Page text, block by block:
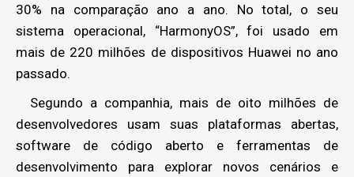
30% na comparação ano a ano. No total, o seu
sistema operacional, “HarmonyOS”, foi usado em
mais de 220 milhões de dispositivos Huawei no ano
passado.
Segundo a companhia, mais de oito milhões de
desenvolvedores usam suas plataformas abertas,
software de código aberto e ferramentas de
desenvolvimento para explorar novos cenários e